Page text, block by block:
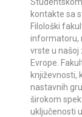
kontakte sa
Filološki
informatoru,
vrste u našoj
Evrope.
književnosti,
nastavnih
širokom
uključenosti